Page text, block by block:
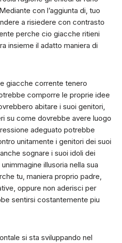
con l’aggiunta di, tuo
a risiedere con contrasto
perche cio giacche ritieni
insieme il adatto maniera di
giacche corrente tenero
comporre le proprie idee
abitare i suoi genitori,
su come dovrebbe avere luogo
adeguato potrebbe
unitamente i genitori dei suoi
sognare i suoi idoli dei
illusoria nella sua
tu, maniera proprio padre,
oppure non aderisci per
sentirsi costantemente piu
si sta sviluppando nel